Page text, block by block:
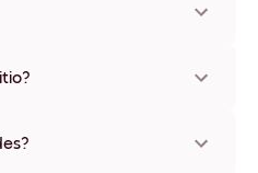
incluidas opciones sin marco y
Te enviaremos un número de